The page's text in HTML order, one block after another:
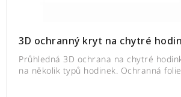
3D ochranný kryt na chytré
Průhledná 3D ochrana na chytré
na několik typů hodinek. Ochranná